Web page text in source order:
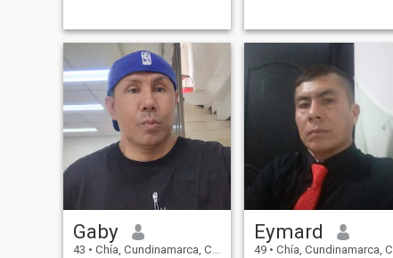
Gaby
43 • Chía, Cundinamarca, Colombia
Eymard
49 • Chía, Cundinamarca, Colombia